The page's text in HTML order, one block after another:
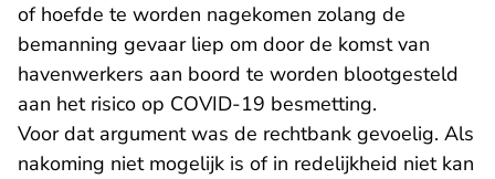
of hoefde te worden nagekomen zolang de
bemanning gevaar liep om door de komst van
havenwerkers aan boord te worden blootgesteld
aan het risico op COVID-19 besmetting.
Voor dat argument was de rechtbank gevoelig. Als
nakoming niet mogelijk is of in redelijkheid niet kan